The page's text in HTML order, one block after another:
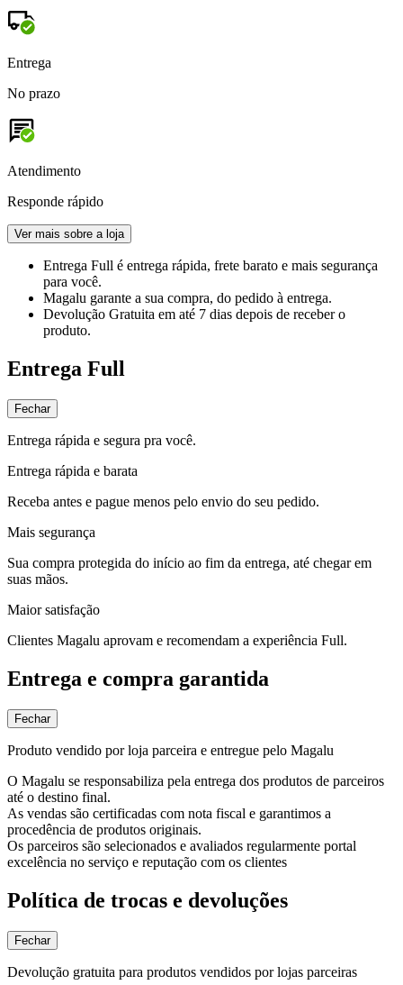
Entrega
No prazo
Atendimento
Responde rápido
Ver mais sobre a loja
Entrega Full é entrega rápida, frete barato e mais segurança
para você.
Magalu garante a sua compra, do pedido à entrega.
Devolução Gratuita em até 7 dias depois de receber o
produto.
Entrega Full
Fechar
Entrega rápida e segura pra você.
Entrega rápida e barata
Receba antes e pague menos pelo envio do seu pedido.
Mais segurança
Sua compra protegida do início ao fim da entrega, até chegar em
suas mãos.
Maior satisfação
Clientes Magalu aprovam e recomendam a experiência Full.
Entrega e compra garantida
Fechar
Produto vendido por loja parceira e entregue pelo Magalu
O Magalu se responsabiliza pela entrega dos produtos de parceiros
até o destino final.
As vendas são certificadas com nota fiscal e garantimos a
procedência de produtos originais.
Os parceiros são selecionados e avaliados regularmente portal
excelência no serviço e reputação com os clientes
Política de trocas e devoluções
Fechar
Devolução gratuita para produtos vendidos por lojas parceiras